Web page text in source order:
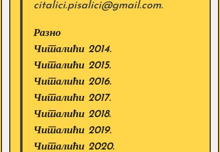
citalici.pisalici@gmail.com.
Разно
Читалићи 2014.
Читалићи 2015.
Читалићи 2016.
Читалићи 2017.
Читалићи 2018.
Читалићи 2019.
Читалићи 2020.